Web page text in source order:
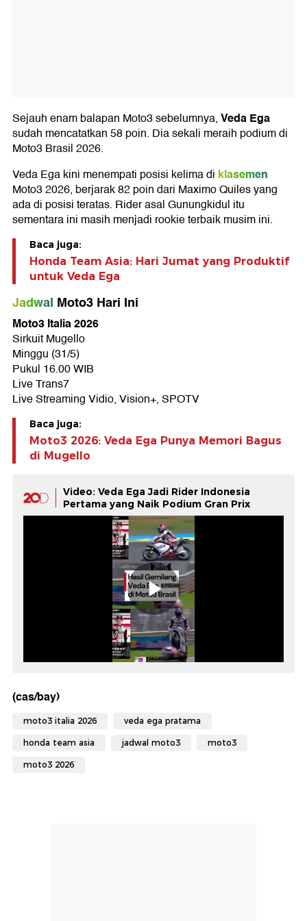
Sejauh enam balapan Moto3 sebelumnya,Veda Ega
sudah mencatatkan 58 poin. Dia sekali meraih podium di
Moto3 Brasil 2026.
Veda Ega kini menempati posisi kelima di klasemen
Moto3 2026, berjarak 82 poin dari Maximo Quiles yang
ada di posisi teratas. Rider asal Gunungkidul itu
sementara ini masih menjadi rookie terbaik musim ini.
Baca juga:
Honda Team Asia: Hari Jumat yang Produktif
untuk Veda Ega
Jadwal Moto3 Hari Ini
Moto3 Italia 2026
Sirkuit Mugello
Minggu (31/5)
Pukul 16.00 WIB
Live Trans7
Live Streaming Vidio, Vision+, SPOTV
Baca juga:
Moto3 2026: Veda Ega Punya Memori Bagus
di Mugello
Video: Veda Ega Jadi Rider Indonesia
Pertama yang Naik Podium Gran Prix
(cas/bay)
moto3 italia 2026 veda ega pratama
honda team asia jadwal moto3 moto3
moto3 2026